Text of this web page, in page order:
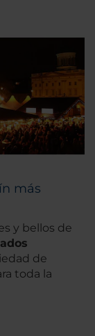
más
y bellos de
de
toda la